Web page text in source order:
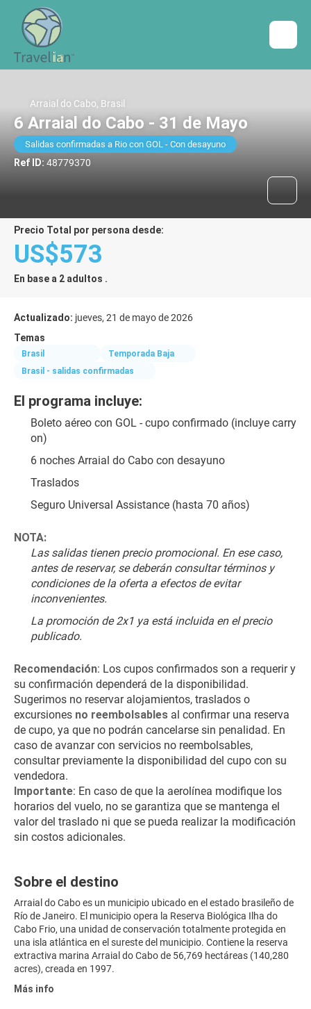
Arraial do Cabo, Brasil
6 Arraial do Cabo - 31 de Mayo
Salidas confirmadas a Rio con GOL - Con desayuno
Ref ID: 48779370
Precio Total por persona desde:
US$573
En base a 2 adultos .
Actualizado: jueves, 21 de mayo de 2026
Temas
Brasil
Temporada Baja
Brasil - salidas confirmadas
El programa incluye:
Boleto aéreo con GOL - cupo confirmado (incluye carry
on)
6 noches Arraial do Cabo con desayuno
Traslados
Seguro Universal Assistance (hasta 70 años)
NOTA:
Las salidas tienen precio promocional. En ese caso,
antes de reservar, se deberán consultar términos y
condiciones de la oferta a efectos de evitar
inconvenientes.
La promoción de 2x1 ya está incluida en el precio
publicado.
Recomendación: Los cupos confirmados son a requerir y
su confirmación dependerá de la disponibilidad.
Sugerimos no reservar alojamientos, traslados o
excursiones no reembolsables al confirmar una reserva
de cupo, ya que no podrán cancelarse sin penalidad. En
caso de avanzar con servicios no reembolsables,
consultar previamente la disponibilidad del cupo con su
vendedora.
Importante: En caso de que la aerolínea modifique los
horarios del vuelo, no se garantiza que se mantenga el
valor del traslado ni que se pueda realizar la modificación
sin costos adicionales.
Sobre el destino
Arraial do Cabo es un municipio ubicado en el estado brasileño de
Río de Janeiro. El municipio opera la Reserva Biológica Ilha do
Cabo Frio, una unidad de conservación totalmente protegida en
una isla atlántica en el sureste del municipio. Contiene la reserva
extractiva marina Arraial do Cabo de 56,769 hectáreas (140,280
acres), creada en 1997.
Más info